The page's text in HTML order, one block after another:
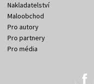
Nakladatelství
Maloobchod
Pro autory
Pro partnery
Pro média